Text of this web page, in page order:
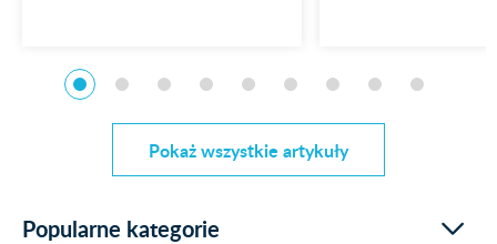
Pokaż wszystkie artykuły
Popularne kategorie